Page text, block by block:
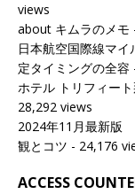
views
about キムラのメモ
日本航空国際線マ
定タイミングの全容
ホテル トリフィー
28,292 views
2024年11月最新版
観とコツ - 24,176
ACCESS